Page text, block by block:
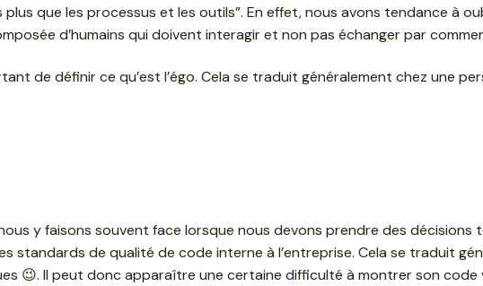
que les processus et les outils”. En effet, nous avons tendance à
d’humains qui doivent interagir et non pas échanger par
de définir ce qu’est l’égo. Cela se traduit généralement chez une
y faisons souvent face lorsque nous devons prendre des
standards de qualité de code interne à l’entreprise. Cela se traduit
😉. Il peut donc apparaître une certaine difficulté à montrer son